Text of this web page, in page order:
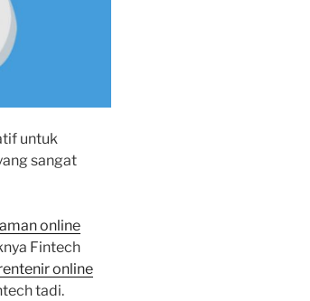
untuk
sangat
online
Fintech
online
tadi.